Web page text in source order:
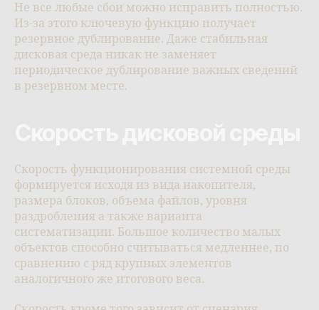
Не все любые сбои можно исправить полностью.
Из-за этого ключевую функцию получает
резервное дублирование. Даже стабильная
дисковая среда никак не заменяет
периодическое дублирование важных сведений
в резервном месте.
Скорость функционирования системной среды
формируется исходя из вида накопителя,
размера блоков, объема файлов, уровня
раздробления а также варианта
систематизации. Большое количество малых
объектов способно считываться медленнее, по
сравнению с ряд крупных элементов
аналогичного же итогового веса.